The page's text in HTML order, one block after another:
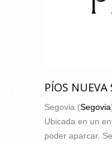
PÍOS NUEVA
Segovia (Segovia
Ubicada en un
poder aparcar.